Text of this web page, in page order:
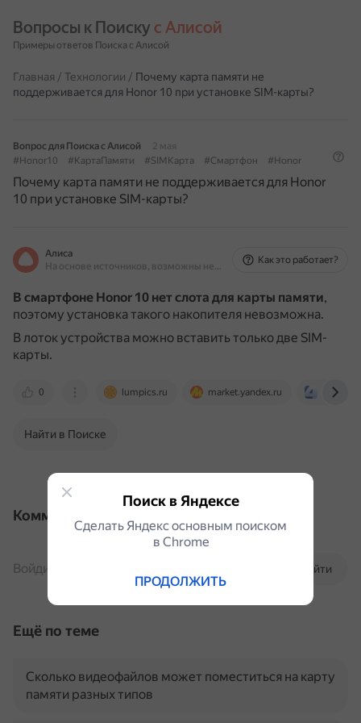
Вопросы к Поиску с Алисой
Примеры ответов Поиска с Алисой
Главная / Технологии / Почему карта памяти не
поддерживается для Honor 10 при установке SIM-карты?
Вопрос для Поиска с Алисой
2 мая
#Honor10
#КартаПамяти #SIMКарта #Смартфон #Honor
Почему карта памяти не поддерживается для Honor
10 при установке SIM-карты?
Алиса
На основе источников, возможны неточности
Как это работает?
В смартфоне Honor 10 нет слота для карты памяти,
поэтому установка такого накопителя невозможна.
В лоток устройства можно вставить только две SIM-
карты.
0 lumpics.ru market.yandex.ru 4pda.to
Найти в Поиске
Комментарии
Войти
Войдите, чтобы комментировать
Ещё по теме
Сколько видеофайлов может поместиться на карту
памяти разных типов
Поиск в Яндексе
Сделать Яндекс основным поиском
в Сhrome
ПРОДОЛЖИТЬ